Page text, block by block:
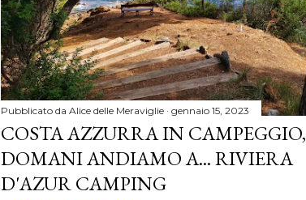
Pubblicato da Alice delle Meraviglie gennaio 15, 2023
COSTA AZZURRA IN CAMPEGGIO,
DOMANI ANDIAMO A... RIVIERA
D'AZUR CAMPING